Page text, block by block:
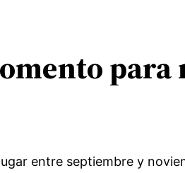
entre septiembre y